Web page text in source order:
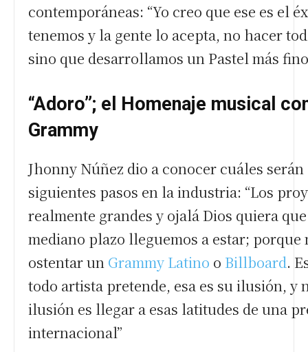
contemporáneas: “Yo creo que ese es el
tenemos y la gente lo acepta, no hacer
sino que desarrollamos un Pastel más
“Adoro”; el Homenaje musical
Grammy
Jhonny Núñez dio a conocer cuáles serán
siguientes pasos en la industria: “Los
realmente grandes y ojalá Dios quiera
mediano plazo lleguemos a estar; porque
ostentar un Grammy Latino o Billboard.
todo artista pretende, esa es su ilusión, y
ilusión es llegar a esas latitudes de una
internacional”